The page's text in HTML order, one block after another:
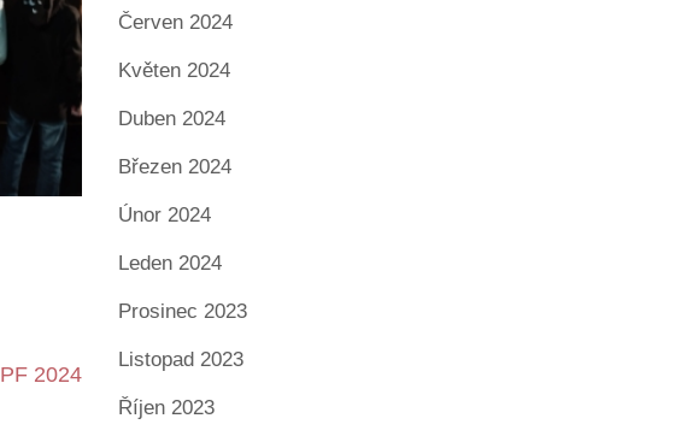
PF 2024
Červen 2024
Květen 2024
Duben 2024
Březen 2024
Únor 2024
Leden 2024
Prosinec 2023
Listopad 2023
Říjen 2023